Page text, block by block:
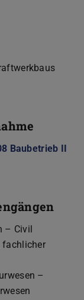
Baubetrieb II
– Civil
fachlicher
–